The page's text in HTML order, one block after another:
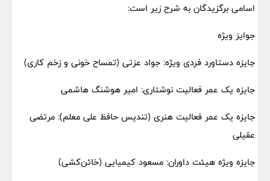
اسامی برگزیدگان به شرح زیر است:
جوایز ویژه
جایزه دستاورد فردی ویژه: جواد عزتی (تمساح خونی و زخم کاری)
جایزه یک عمر فعالیت نوشتاری: امیر هوشنگ هاشمی
جایزه یک عمر فعالیت هنری (تندیس حافظ علی معلم): مرتضی
عقیلی
جایزه ویژه هیئت داوران: مسعود کیمیایی (خائن‌کشی)